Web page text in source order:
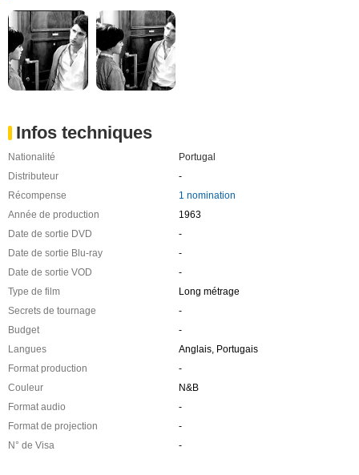
Infos techniques
Nationalité
Portugal
Distributeur
-
Récompense
1 nomination
Année de production
1963
Date de sortie DVD
-
Date de sortie Blu-ray
-
Date de sortie VOD
-
Type de film
Long métrage
Secrets de tournage
-
Budget
-
Langues
Anglais, Portugais
Format production
-
Couleur
N&B
Format audio
-
Format de projection
-
N° de Visa
-